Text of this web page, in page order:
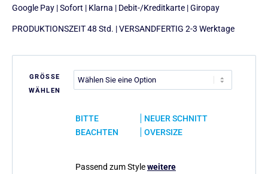
Google Pay | Sofort | Klarna | Debit-/Kreditkarte | Giropay
PRODUKTIONSZEIT 48 Std. | VERSANDFERTIG 2-3 Werktage
GRÖSSE
WÄHLEN
BITTE
BEACHTEN
NEUER SCHNITT
OVERSIZE
Passend zum Styleweitere